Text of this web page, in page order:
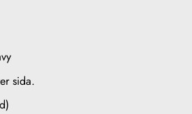
sida.